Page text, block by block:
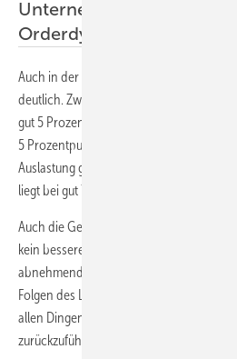
Unternehmen rechnen
Orderdynamik
Auch in der Geräteauslastung wird die
deutlich. Zwar hat diese im Hochbau
gut 5 Prozentpunkte auf gut 75 %
5 Prozentpunkte unter Vorjahresniveau.
Auslastung gegenüber dem Vormonat
liegt bei gut 70 %. Im Vorjahr lag sie bei 75
Auch die Geschäftserwartung in den
kein besseres Bild. Die Unternehmen
abnehmenden Orderdynamik. Das ist
Folgen des Lockdowns bei den
allen Dingen den Kommunen) und denen
zurückzuführen.